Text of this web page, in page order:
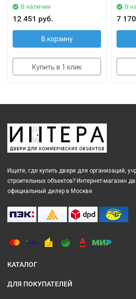
В наличии
12 451 руб.
В корзину
Купить в 1 клик
В
7
Ищете, где купить двери для организаций,
строительных объектов? Интернет-магазин
официальный дилер в Москве.
КАТАЛОГ
ДЛЯ ПОКУПАТЕЛЕЙ